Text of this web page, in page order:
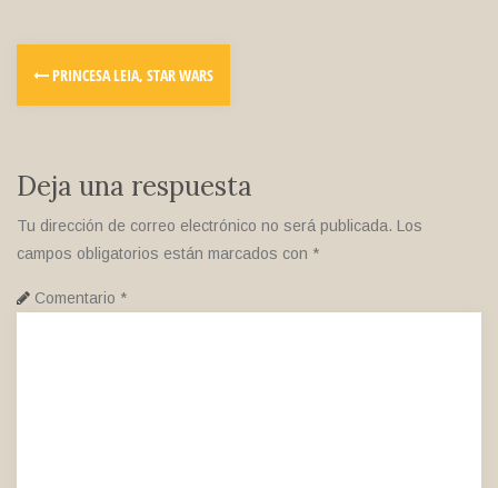
PRINCESA LEIA, STAR WARS
Deja una respuesta
Tu dirección de correo electrónico no será publicada. Los
campos obligatorios están marcados con *
Comentario *